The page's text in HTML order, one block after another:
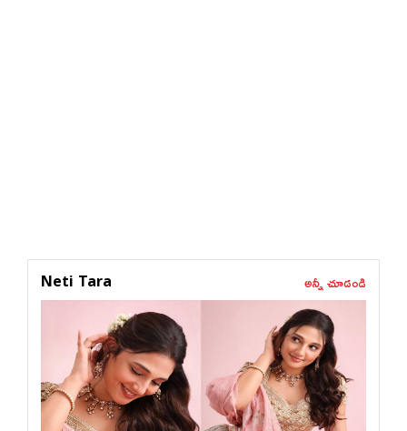
Neti Tara అన్నీ చూడండి